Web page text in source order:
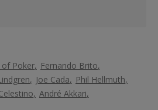
of Poker
Fernando Brito
Joe Cada
Phil Hellmuth
André Akkari